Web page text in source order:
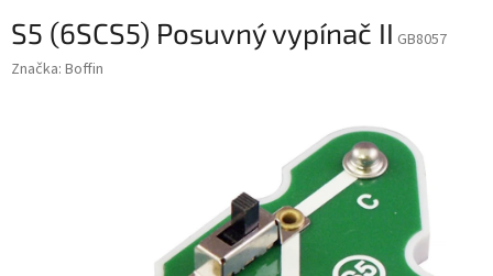
S5 (6SCS5) Posuvný vypínač II GB8057
Značka: Boffin